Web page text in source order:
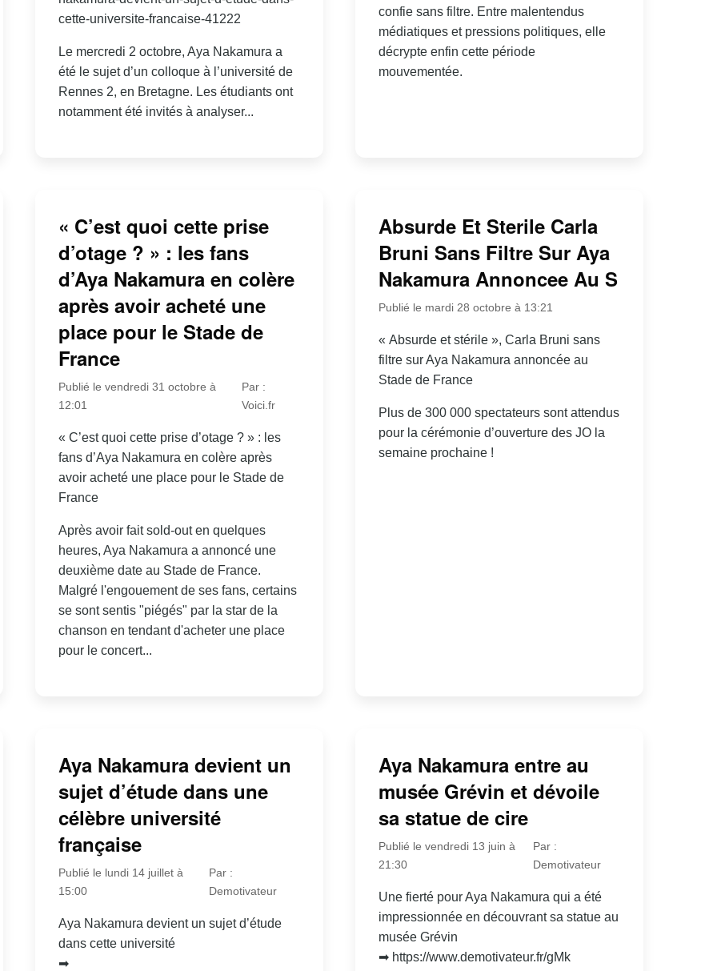
cette-universite-francaise-41222
Le mercredi 2 octobre, Aya Nakamura a
été le sujet d’un colloque à l’université de
Rennes 2, en Bretagne. Les étudiants ont
notamment été invités à analyser...
confie sans filtre. Entre malentendus
médiatiques et pressions politiques, elle
décrypte enfin cette période
mouvementée.
« C’est quoi cette prise
d’otage ? » : les fans
d’Aya Nakamura en colère
après avoir acheté une
place pour le Stade de
France
Publié le vendredi 31 octobre à
12:01
Par :
Voici.fr
« C’est quoi cette prise d’otage ? » : les
fans d’Aya Nakamura en colère après
avoir acheté une place pour le Stade de
France
Après avoir fait sold-out en quelques
heures, Aya Nakamura a annoncé une
deuxième date au Stade de France.
Malgré l'engouement de ses fans, certains
se sont sentis "piégés" par la star de la
chanson en tendant d'acheter une place
pour le concert...
Absurde Et Sterile Carla
Bruni Sans Filtre Sur Aya
Nakamura Annoncee Au S
Publié le mardi 28 octobre à 13:21
« Absurde et stérile », Carla Bruni sans
filtre sur Aya Nakamura annoncée au
Stade de France
Plus de 300 000 spectateurs sont attendus
pour la cérémonie d’ouverture des JO la
semaine prochaine !
Aya Nakamura devient un
sujet d’étude dans une
célèbre université
française
Publié le lundi 14 juillet à
15:00
Par :
Demotivateur
Aya Nakamura devient un sujet d’étude
dans cette université
➡
Aya Nakamura entre au
musée Grévin et dévoile
sa statue de cire
Publié le vendredi 13 juin à
21:30
Par :
Demotivateur
Une fierté pour Aya Nakamura qui a été
impressionnée en découvrant sa statue au
musée Grévin
➡ https://www.demotivateur.fr/gMk